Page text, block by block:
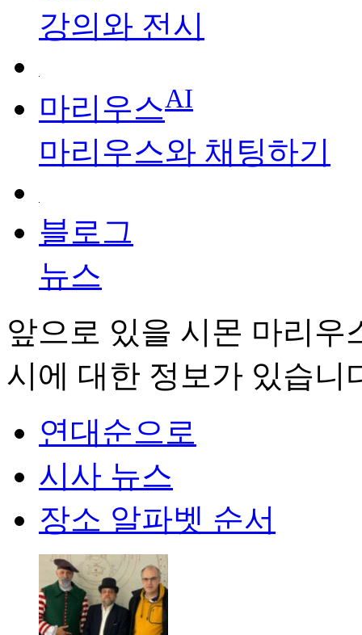
강의와 전시
마리우스AI
마리우스와 채팅하기
블로그
뉴스
앞으로 있을 시몬 마리우
시에 대한 정보가 있습니
연대순으로
시사 뉴스
장소 알파벳 순서